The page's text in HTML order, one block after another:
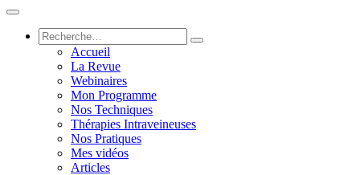
Accueil
La Revue
Webinaires
Mon Programme
Nos Techniques
Thérapies Intraveineuses
Nos Pratiques
Mes vidéos
Articles